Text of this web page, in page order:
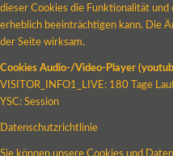
dieser Cookies die Funktionalität und
erheblich beeinträchtigen kann. Die
der Seite wirksam.
Cookies Audio-/Video-Player
VISITOR_INFO1_LIVE: 180 Tage
YSC: Session
Datenschutzrichtlinie